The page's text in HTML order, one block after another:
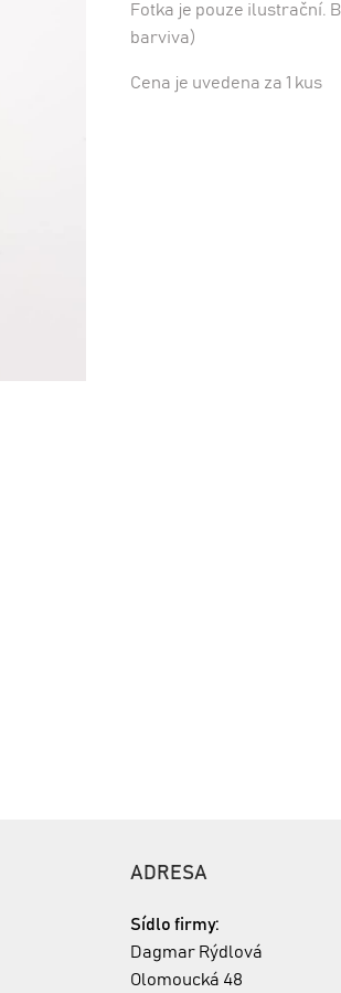
Fotka je pouze ilustrační.
barviva)
Cena je uvedena za 1 kus
ADRESA
Sídlo firmy:
Dagmar Rýdlová
Olomoucká 48